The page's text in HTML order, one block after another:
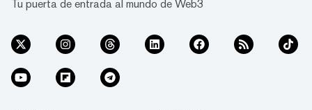
Tu puerta de entrada al mundo de Web3